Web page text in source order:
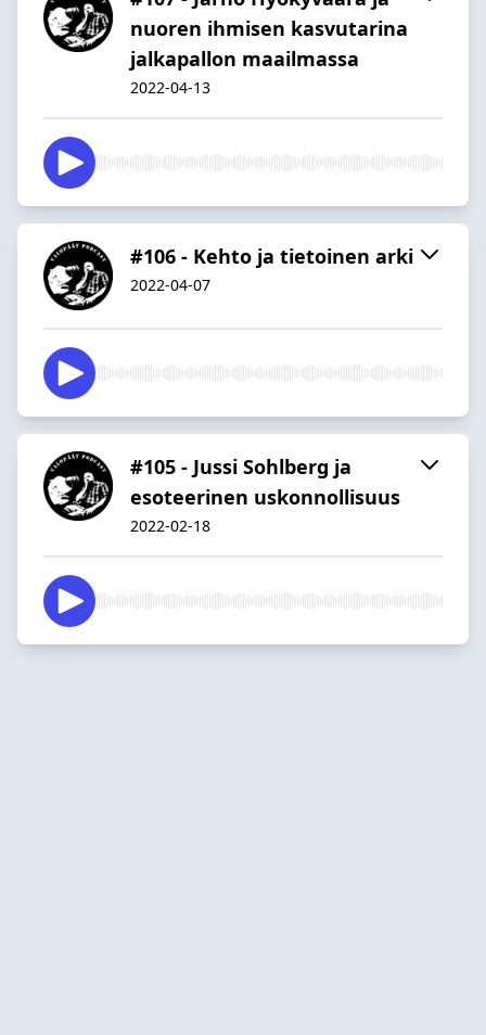
nuoren ihmisen kasvutarina
jalkapallon maailmassa
2022-04-13
#106 - Kehto ja tietoinen arki
2022-04-07
#105 - Jussi Sohlberg ja
esoteerinen uskonnollisuus
2022-02-18